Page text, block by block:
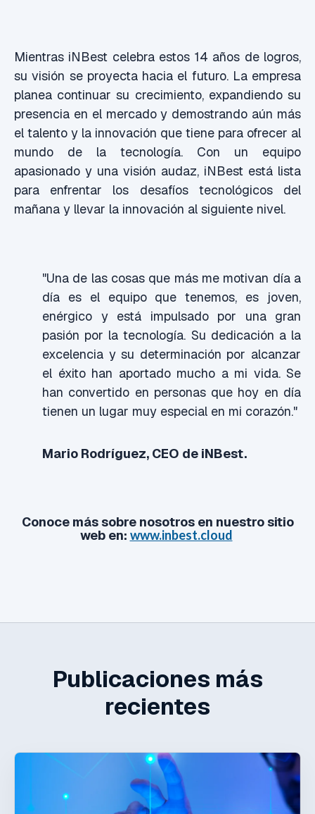
Mientras iNBest celebra estos 14 años de logros,
su visión se proyecta hacia el futuro. La empresa
planea continuar su crecimiento, expandiendo su
presencia en el mercado y demostrando aún más
el talento y la innovación que tiene para ofrecer al
mundo de la tecnología. Con un equipo
apasionado y una visión audaz, iNBest está lista
para enfrentar los desafíos tecnológicos del
mañana y llevar la innovación al siguiente nivel.
"Una de las cosas que más me motivan día a
día es el equipo que tenemos, es joven,
enérgico y está impulsado por una gran
pasión por la tecnología. Su dedicación a la
excelencia y su determinación por alcanzar
el éxito han aportado mucho a mi vida. Se
han convertido en personas que hoy en día
tienen un lugar muy especial en mi corazón."
Mario Rodríguez, CEO de iNBest.
Conoce más sobre nosotros en nuestro sitio
web en: www.inbest.cloud
Publicaciones más
recientes